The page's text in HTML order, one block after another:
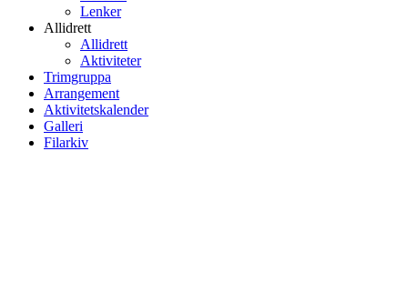
Lenker
Allidrett
Allidrett
Aktiviteter
Trimgruppa
Arrangement
Aktivitetskalender
Galleri
Filarkiv